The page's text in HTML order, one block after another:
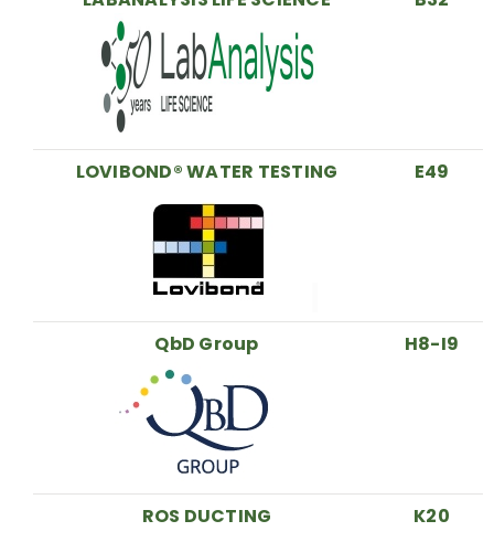
LOVIBOND® WATER TESTING E49
QbD Group H8-I9
ROS DUCTING K20